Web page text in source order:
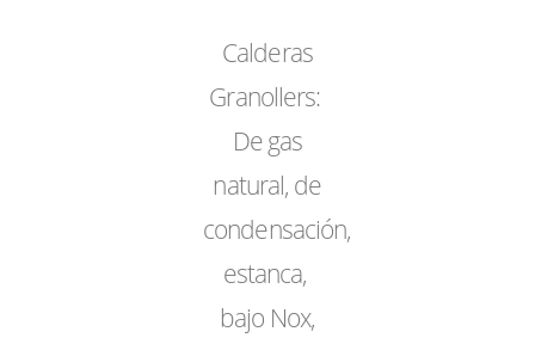
Calderas
Granollers:
De gas
natural, de
condensación,
estanca,
bajo Nox,